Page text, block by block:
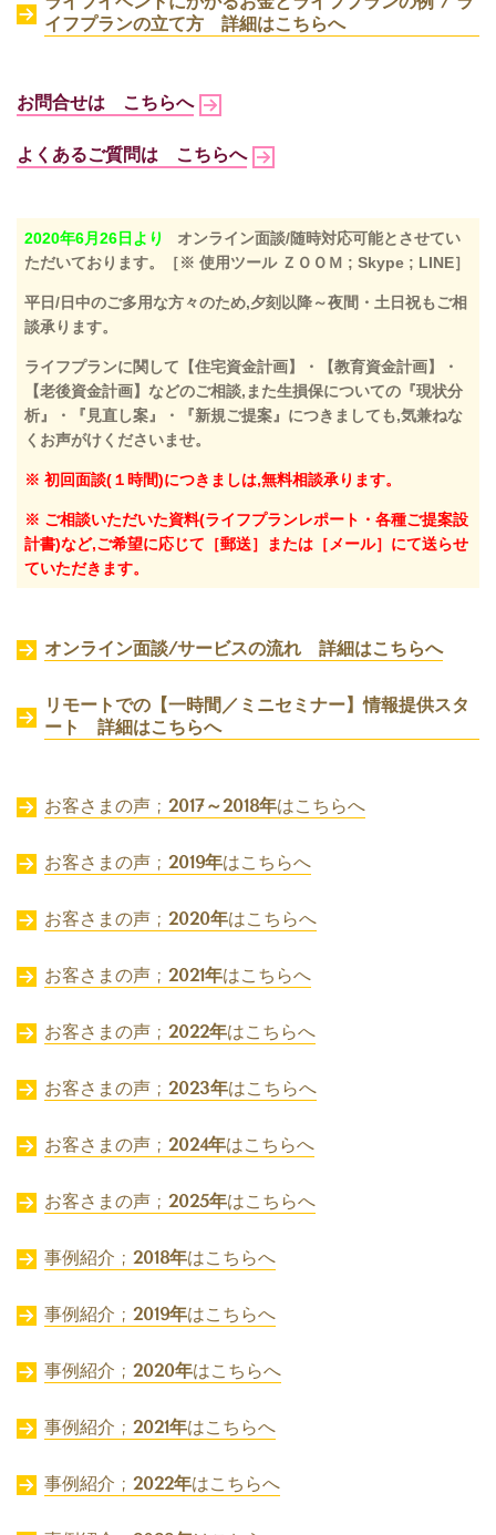
イフプランの立て方 詳細はこちらへ
お問合せは こちらへ
よくあるご質問は こちらへ
2020年6月26日より
オンライン面談/随時対応可能とさせてい
ただいております。［※ 使用ツール ＺＯＯＭ ; Skype ; LINE］
平日/日中のご多用な方々のため,夕刻以降～夜間・土日祝もご相
談承ります。
ライフプランに関して【住宅資金計画】・【教育資金計画】・
【老後資金計画】などのご相談,また生損保についての『現状分
析』・『見直し案』・『新規ご提案』につきましても,気兼ねな
くお声がけくださいませ。
※ 初回面談(１時間)につきましは,無料相談承ります。
※ ご相談いただいた資料(ライフプランレポート・各種ご提案設
計書)など,ご希望に応じて［郵送］または［メール］にて送らせ
ていただきます。
オンライン面談/サービスの流れ 詳細はこちらへ
リモートでの【一時間／ミニセミナー】情報提供スタ
ート 詳細はこちらへ
お客さまの声 ; 2017～2018年はこちらへ
お客さまの声 ; 2019年はこちらへ
お客さまの声 ; 2020年はこちらへ
お客さまの声 ; 2021年はこちらへ
お客さまの声 ; 2022年はこちらへ
お客さまの声 ; 2023年はこちらへ
お客さまの声 ; 2024年はこちらへ
お客さまの声 ; 2025年はこちらへ
事例紹介 ; 2018年はこちらへ
事例紹介 ; 2019年はこちらへ
事例紹介 ; 2020年はこちらへ
事例紹介 ; 2021年はこちらへ
事例紹介 ; 2022年はこちらへ